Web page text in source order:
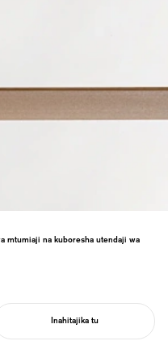
3mm kusaidia kilo 100. Mshindani wa
ya Dhahabu ya Muundo Mzuri.
mtumiaji na kuboresha utendaji wa
Inahitajika tu